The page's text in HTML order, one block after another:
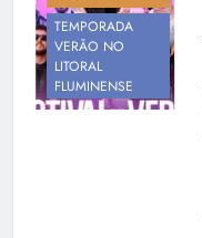
TEMPORADA
VERÃO NO
LITORAL
FLUMINENSE